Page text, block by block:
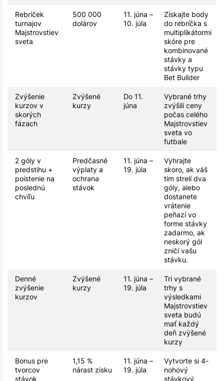
Rebríček
turnajov
Majstrovstiev
sveta
500 000
dolárov
11. júna –
10. júla
Získajte body
do rebríčka s
multiplikátormi
skóre pre
kombinované
stávky a
stávky typu
Bet Builder
Zvýšenie
kurzov v
skorých
fázach
Zvýšené
kurzy
Do 11.
júna
Vybrané trhy
zvýšili ceny
počas celého
Majstrovstiev
sveta vo
futbale
2 góly v
predstihu +
poistenie na
poslednú
chvíľu
Predčasné
výplaty a
ochrana
stávok
11. júna –
19. júla
Vyhrajte
skoro, ak váš
tím strelí dva
góly, alebo
dostanete
vrátenie
peňazí vo
forme stávky
zadarmo, ak
neskorý gól
zničí vašu
stávku.
Denné
zvýšenie
kurzov
Zvýšené
kurzy
11. júna –
19. júla
Tri vybrané
trhy s
výsledkami
Majstrovstiev
sveta budú
mať každý
deň zvýšené
kurzy
Bonus pre
tvorcov
stávok
1,15 %
nárast zisku
11. júna –
19. júla
Vytvorte si 4-
nohový
stávkový